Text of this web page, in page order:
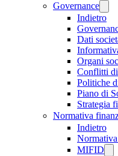
Governance
Indietro
Dati
Organi
Conflitti di
Politiche
Piano di
Strategia
Normativa
Indietro
MIFID